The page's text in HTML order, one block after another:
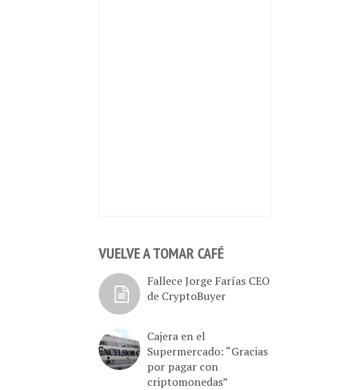
VUELVE A TOMAR CAFÉ
Fallece Jorge Farías CEO
de CryptoBuyer
Cajera en el
Supermercado: “Gracias
por pagar con
criptomonedas”